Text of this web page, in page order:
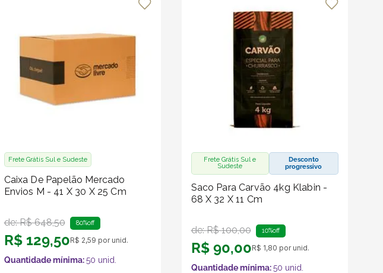
Frete Grátis Sul e Sudeste
Caixa De Papelão Mercado
Envios M - 41 X 30 X 25 Cm
de:R$ 648,50 80%off
R$ 129,50R$ 2,59 por unid.
Quantidade mínima:50 unid.
Frete Grátis Sul e
Sudeste
Desconto
progressivo
Saco Para Carvão 4kg Klabin -
68 X 32 X 11 Cm
de:R$ 100,00 10%off
R$ 90,00R$ 1,80 por unid.
Quantidade mínima:50 unid.